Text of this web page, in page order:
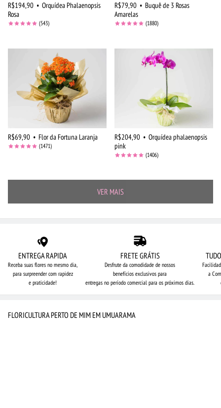
R$194,90 • Orquídea Phalaenopsis
Rosa
(543)
R$79,90 • Buquê de 3 Rosas
Amarelas
(1880)
R$69,90 • Flor da Fortuna Laranja
(1471)
R$204,90 • Orquídea phalaenopsis
pink
(1406)
VER MAIS
ENTREGA RAPIDA
Receba suas flores no mesmo dia,
para surpreender com rapidez
e praticidade!
FRETE GRÁTIS
Desfrute da comodidade de nossos
benefícios exclusivos para
entregas no período comercial para os próximos dias.
a
FLORICULTURA PERTO DE MIM EM UMUARAMA